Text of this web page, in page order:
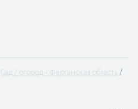
Сад / огород - Ферганская область